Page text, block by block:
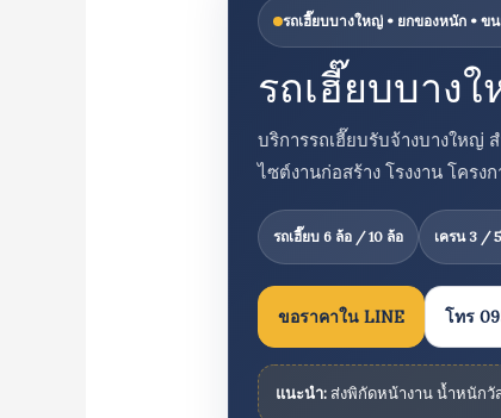
รถเฮี๊ยบบางใหญ่ • ยกของหนัก • ข
รถเฮี๊ยบบาง
บริการรถเฮี๊ยบรับจ้างบางใหญ่
ไซต์งานก่อสร้าง โรงงาน โคร
รถเฮี๊ยบ 6 ล้อ / 10 ล้อ เครน 3 /
ขอราคาใน LINE โทร
แนะนำ:ส่งพิกัดหน้างาน น้ำหนักวัส